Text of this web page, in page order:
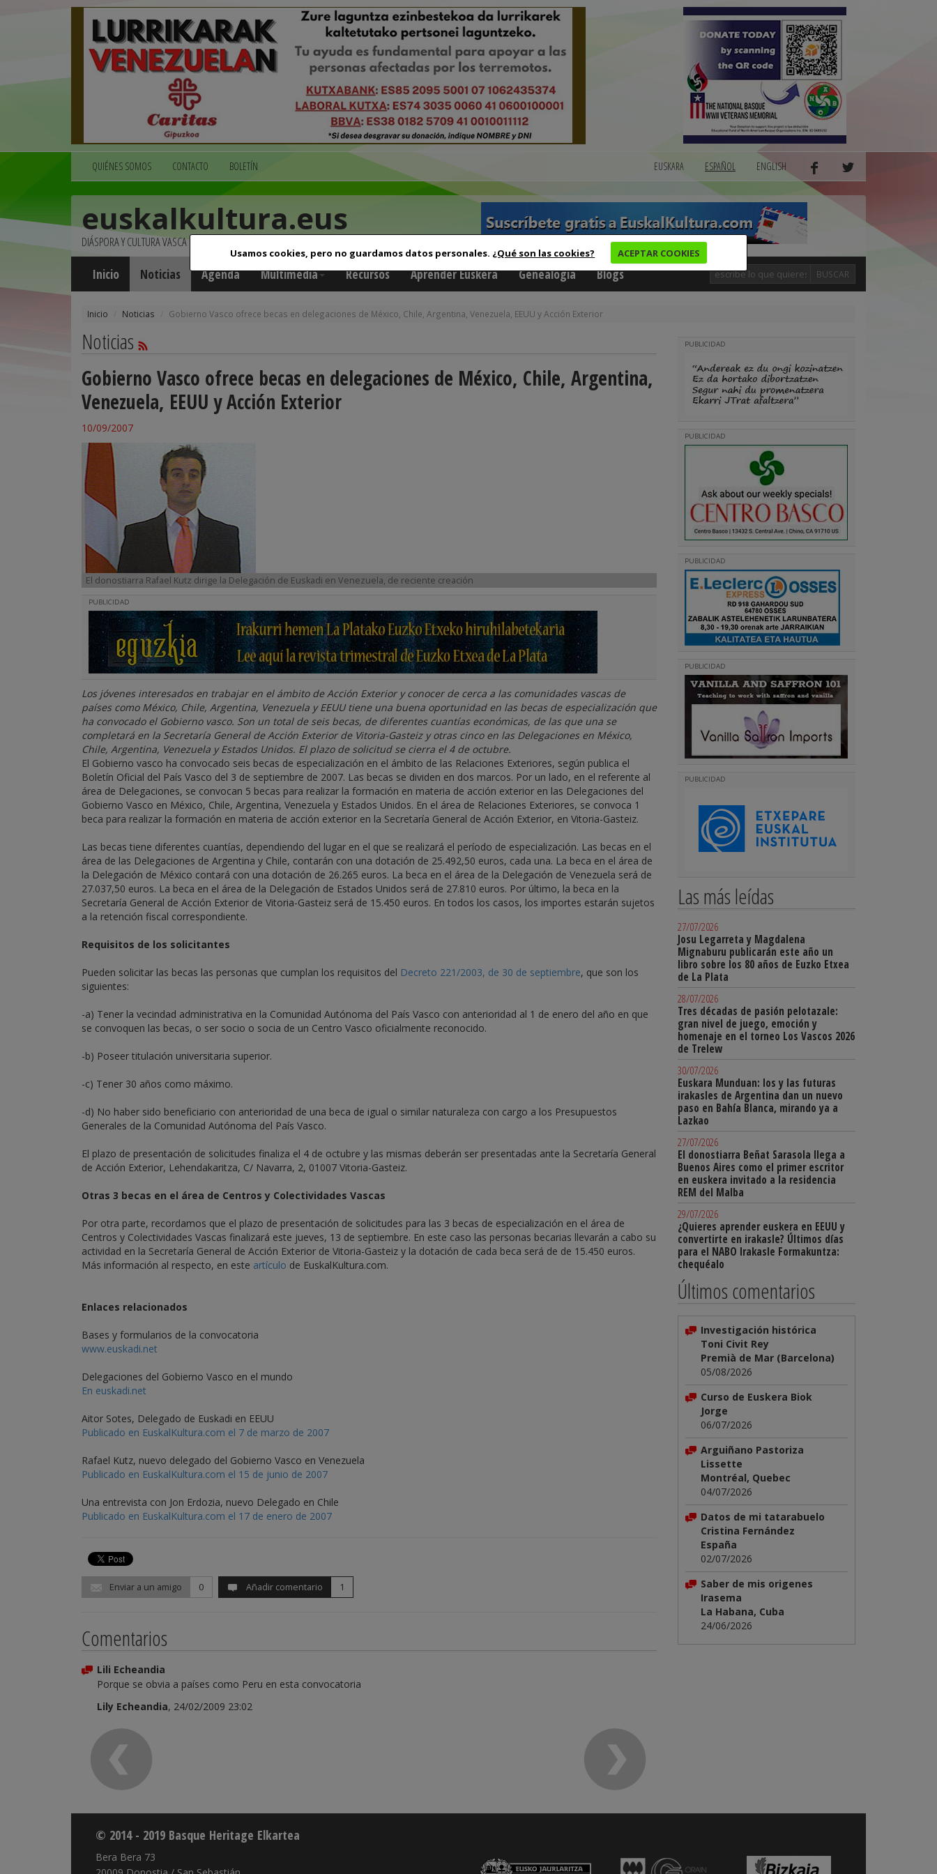
Usamos cookies, pero no guardamos datos personales. ¿Qué son las cookies? ACEPTAR COOKIES
QUIÉNES SOMOS CONTACTO BOLETÍN EUSKARA ESPAÑOL ENGLISH
euskalkultura.eus
DIÁSPORA Y CULTURA VASCA
Inicio Noticias Agenda Multimedia Recursos Aprender Euskera Genealogía Blogs BUSCAR
Inicio Noticias Gobierno Vasco ofrece becas en delegaciones de México, Chile, Argentina, Venezuela, EEUU y Acción Exterior
Noticias
Gobierno Vasco ofrece becas en delegaciones de México, Chile, Argentina,
Venezuela, EEUU y Acción Exterior
10/09/2007
El donostiarra Rafael Kutz dirige la Delegación de Euskadi en Venezuela, de reciente creación
PUBLICIDAD
Los jóvenes interesados en trabajar en el ámbito de Acción Exterior y conocer de cerca a las comunidades vascas de
países como México, Chile, Argentina, Venezuela y EEUU tiene una buena oportunidad en las becas de especialización que
ha convocado el Gobierno vasco. Son un total de seis becas, de diferentes cuantías económicas, de las que una se
completará en la Secretaría General de Acción Exterior de Vitoria-Gasteiz y otras cinco en las Delegaciones en México,
Chile, Argentina, Venezuela y Estados Unidos. El plazo de solicitud se cierra el 4 de octubre.
El Gobierno vasco ha convocado seis becas de especialización en el ámbito de las Relaciones Exteriores, según publica el
Boletín Oficial del País Vasco del 3 de septiembre de 2007. Las becas se dividen en dos marcos. Por un lado, en el referente al
área de Delegaciones, se convocan 5 becas para realizar la formación en materia de acción exterior en las Delegaciones del
Gobierno Vasco en México, Chile, Argentina, Venezuela y Estados Unidos. En el área de Relaciones Exteriores, se convoca 1
beca para realizar la formación en materia de acción exterior en la Secretaría General de Acción Exterior, en Vitoria-Gasteiz.
Las becas tiene diferentes cuantías, dependiendo del lugar en el que se realizará el período de especialización. Las becas en el
área de las Delegaciones de Argentina y Chile, contarán con una dotación de 25.492,50 euros, cada una. La beca en el área de
la Delegación de México contará con una dotación de 26.265 euros. La beca en el área de la Delegación de Venezuela será de
27.037,50 euros. La beca en el área de la Delegación de Estados Unidos será de 27.810 euros. Por último, la beca en la
Secretaría General de Acción Exterior de Vitoria-Gasteiz será de 15.450 euros. En todos los casos, los importes estarán sujetos
a la retención fiscal correspondiente.
Requisitos de los solicitantes
Pueden solicitar las becas las personas que cumplan los requisitos del Decreto 221/2003, de 30 de septiembre, que son los
siguientes:
-a) Tener la vecindad administrativa en la Comunidad Autónoma del País Vasco con anterioridad al 1 de enero del año en que
se convoquen las becas, o ser socio o socia de un Centro Vasco oficialmente reconocido.
-b) Poseer titulación universitaria superior.
-c) Tener 30 años como máximo.
-d) No haber sido beneficiario con anterioridad de una beca de igual o similar naturaleza con cargo a los Presupuestos
Generales de la Comunidad Autónoma del País Vasco.
El plazo de presentación de solicitudes finaliza el 4 de octubre y las mismas deberán ser presentadas ante la Secretaría General
de Acción Exterior, Lehendakaritza, C/ Navarra, 2, 01007 Vitoria-Gasteiz.
Otras 3 becas en el área de Centros y Colectividades Vascas
Por otra parte, recordamos que el plazo de presentación de solicitudes para las 3 becas de especialización en el área de
Centros y Colectividades Vascas finalizará este jueves, 13 de septiembre. En este caso las personas becarias llevarán a cabo su
actividad en la Secretaría General de Acción Exterior de Vitoria-Gasteiz y la dotación de cada beca será de de 15.450 euros.
Más información al respecto, en este artículo de EuskalKultura.com.
Enlaces relacionados
Bases y formularios de la convocatoria
www.euskadi.net
Delegaciones del Gobierno Vasco en el mundo
En euskadi.net
Aitor Sotes, Delegado de Euskadi en EEUU
Publicado en EuskalKultura.com el 7 de marzo de 2007
Rafael Kutz, nuevo delegado del Gobierno Vasco en Venezuela
Publicado en EuskalKultura.com el 15 de junio de 2007
Una entrevista con Jon Erdozia, nuevo Delegado en Chile
Publicado en EuskalKultura.com el 17 de enero de 2007
Enviar a un amigo 0 Añadir comentario 1
Comentarios
Lili Echeandia
Porque se obvia a países como Peru en esta convocatoria
Lily Echeandia, 24/02/2009 23:02
PUBLICIDAD
PUBLICIDAD
PUBLICIDAD
PUBLICIDAD
PUBLICIDAD
Las más leídas
27/07/2026
Josu Legarreta y Magdalena
Mignaburu publicarán este año un
libro sobre los 80 años de Euzko Etxea
de La Plata
28/07/2026
Tres décadas de pasión pelotazale:
gran nivel de juego, emoción y
homenaje en el torneo Los Vascos 2026
de Trelew
30/07/2026
Euskara Munduan: los y las futuras
irakasles de Argentina dan un nuevo
paso en Bahía Blanca, mirando ya a
Lazkao
27/07/2026
El donostiarra Beñat Sarasola llega a
Buenos Aires como el primer escritor
en euskera invitado a la residencia
REM del Malba
29/07/2026
¿Quieres aprender euskera en EEUU y
convertirte en irakasle? Últimos días
para el NABO Irakasle Formakuntza:
chequéalo
Últimos comentarios
Investigación histórica
Toni Civit Rey
Premià de Mar (Barcelona)
05/08/2026
Curso de Euskera Biok
Jorge
06/07/2026
Arguiñano Pastoriza
Lissette
Montréal, Quebec
04/07/2026
Datos de mi tatarabuelo
Cristina Fernández
España
02/07/2026
Saber de mis origenes
Irasema
La Habana, Cuba
24/06/2026
© 2014 - 2019 Basque Heritage Elkartea
Bera Bera 73